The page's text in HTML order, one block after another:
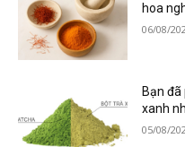
hoa
06/08/
Bạn
xanh
05/08/